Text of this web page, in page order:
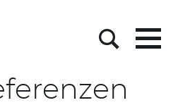
Menu